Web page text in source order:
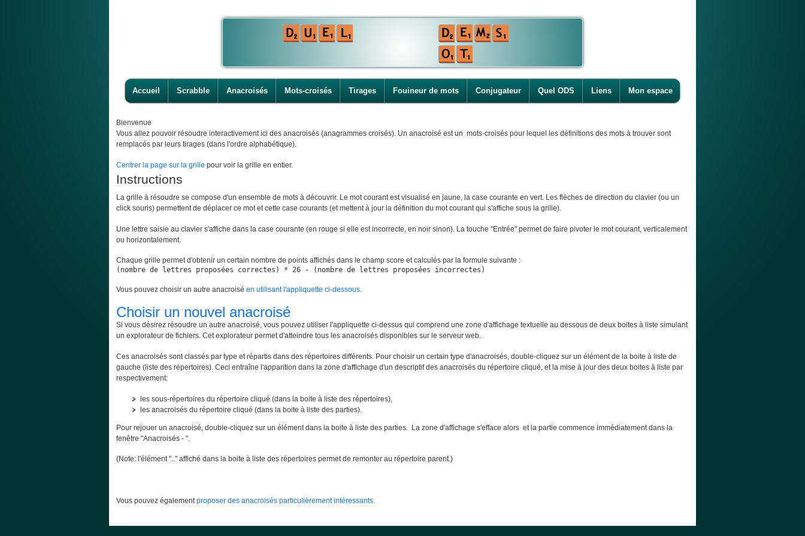
Accueil Scrabble Anacroisés Mots-croisés Tirages Fouineur de mots Conjugateur Quel ODS Liens Mon espace
Bienvenue
Vous allez pouvoir résoudre interactivement ici des anacroisés (anagrammes croisés). Un anacroisé est un mots-croisés pour lequel les définitions des mots à trouver sont
remplacés par leurs tirages (dans l'ordre alphabétique).
Centrer la page sur la grille pour voir la grille en entier.
Instructions
La grille à résoudre se compose d'un ensemble de mots à découvrir. Le mot courant est visualisé en jaune, la case courante en vert. Les flèches de direction du clavier (ou un
click souris) permettent de déplacer ce mot et cette case courants (et mettent à jour la définition du mot courant qui s'affiche sous la grille).
Une lettre saisie au clavier s'affiche dans la case courante (en rouge si elle est incorrecte, en noir sinon). La touche "Entrée" permet de faire pivoter le mot courant, verticalement
ou horizontalement.
Chaque grille permet d'obtenir un certain nombre de points affichés dans le champ score et calculés par la formule suivante :
(nombre de lettres proposées correctes) * 26 - (nombre de lettres proposées incorrectes)
Vous pouvez choisir un autre anacroisé en utilisant l'appliquette ci-dessous.
Choisir un nouvel anacroisé
Si vous désirez résoudre un autre anacroisé, vous pouvez utiliser l'appliquette ci-dessus qui comprend une zone d'affichage textuelle au dessous de deux boites à liste simulant
un explorateur de fichiers. Cet explorateur permet d'atteindre tous les anacroisés disponibles sur le serveur web.
Ces anacroisés sont classés par type et répartis dans des répertoires différents. Pour choisir un certain type d'anacroisés, double-cliquez sur un élément de la boite à liste de
gauche (liste des répertoires). Ceci entraîne l'apparition dans la zone d'affichage d'un descriptif des anacroisés du répertoire cliqué, et la mise à jour des deux boites à liste par
respectivement:
les sous-répertoires du répertoire cliqué (dans la boite à liste des répertoires),
les anacroisés du répertoire cliqué (dans la boite à liste des parties).
Pour rejouer un anacroisé, double-cliquez sur un élément dans la boite à liste des parties. La zone d'affichage s'efface alors et la partie commence immédiatement dans la
fenêtre "Anacroisés - ".
(Note: l'élément ".." affiché dans la boite à liste des répertoires permet de remonter au répertoire parent.)
Vous pouvez égalementproposer des anacroisés particulièrement intéressants.